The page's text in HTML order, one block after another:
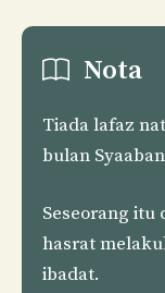
Nota
Tiada lafaz
bulan
Seseorang
hasrat
ibadat.